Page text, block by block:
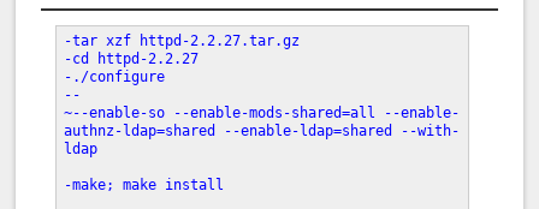
-tar xzf httpd-2.2.27.tar.gz
-cd httpd-2.2.27
-./configure
--
~--enable-so --enable-mods-shared=all --enable-
authnz-ldap=shared --enable-ldap=shared --with-
ldap
-make; make install